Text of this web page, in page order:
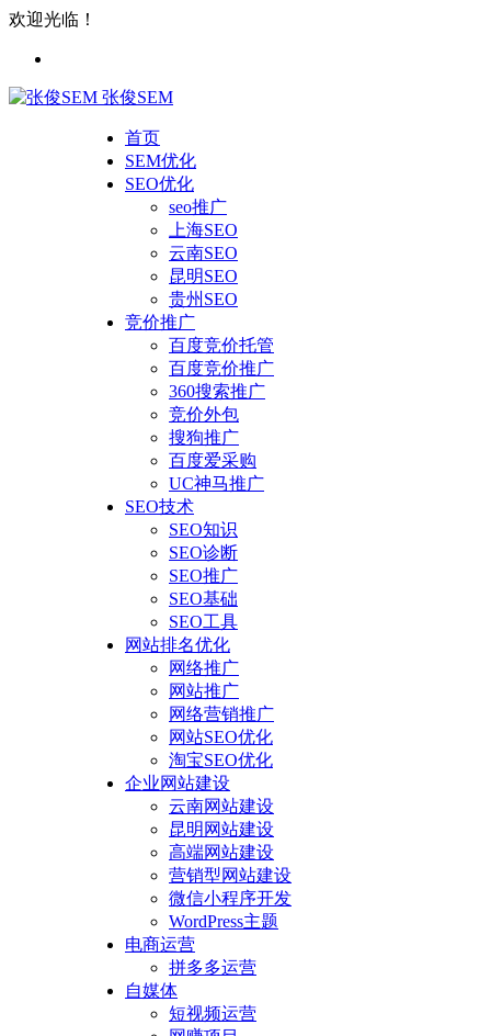
欢迎光临！
张俊SEM
首页
SEM优化
SEO优化
seo推广
上海SEO
云南SEO
昆明SEO
贵州SEO
竞价推广
百度竞价托管
百度竞价推广
360搜索推广
竞价外包
搜狗推广
百度爱采购
UC神马推广
SEO技术
SEO知识
SEO诊断
SEO推广
SEO基础
SEO工具
网站排名优化
网络推广
网站推广
网络营销推广
网站SEO优化
淘宝SEO优化
企业网站建设
云南网站建设
昆明网站建设
高端网站建设
营销型网站建设
微信小程序开发
WordPress主题
电商运营
拼多多运营
自媒体
短视频运营